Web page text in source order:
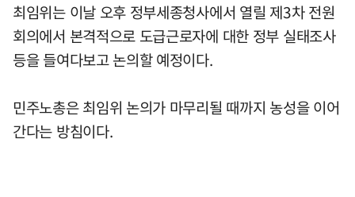
최임위는 이날 오후 정부세종청사에서 열릴 제3차 전원
회의에서 본격적으로 도급근로자에 대한 정부 실태조사
등을 들여다보고 논의할 예정이다.
민주노총은 최임위 논의가 마무리될 때까지 농성을 이어
간다는 방침이다.